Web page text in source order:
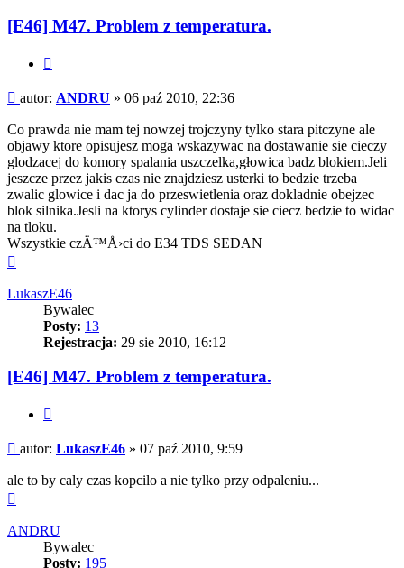
[E46] M47. Problem z temperatura.
Post
autor: ANDRU » 06 paź 2010, 22:36
Co prawda nie mam tej nowzej trojczyny tylko stara pitczyne ale
objawy ktore opisujesz moga wskazywac na dostawanie sie cieczy
glodzacej do komory spalania uszczelka,głowica badz blokiem.Jeli
jeszcze przez jakis czas nie znajdziesz usterki to bedzie trzeba
zwalic glowice i dac ja do przeswietlenia oraz dokladnie obejzec
blok silnika.Jesli na ktorys cylinder dostaje sie ciecz bedzie to widac
na tloku.
Wszystkie czÄ™Å›ci do E34 TDS SEDAN
LukaszE46
Bywalec
Posty: 13
Rejestracja: 29 sie 2010, 16:12
[E46] M47. Problem z temperatura.
Post
autor: LukaszE46 » 07 paź 2010, 9:59
ale to by caly czas kopcilo a nie tylko przy odpaleniu...
ANDRU
Bywalec
Posty: 195